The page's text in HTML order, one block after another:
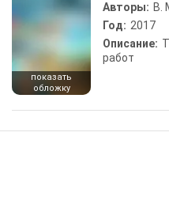
показать
обложку
Авторы: В.
Год: 2017
Описание:
работ